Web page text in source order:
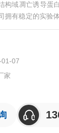
构域凋亡诱导蛋
拥有稳定的实验
值得信赖的合作
01-07
家